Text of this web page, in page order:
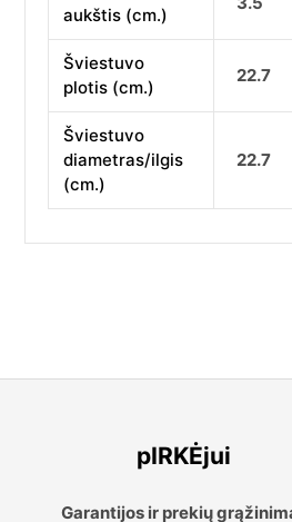
aukštis (cm.)
Šviestuvo
plotis (cm.)
22.7
Šviestuvo
diametras/ilgis
(cm.)
22.7
pIRKĖjui
Garantijos ir prekių